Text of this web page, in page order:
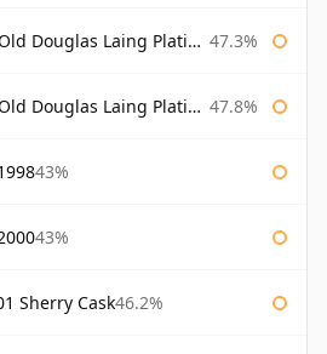
Platinum Selection Bottled 2004 47.3%
Laing Platinum Selection 47.8%
43%
43%
Sherry Cask46.2%